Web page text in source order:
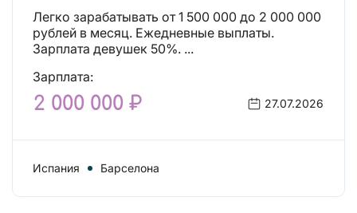
Легко зарабатывать от 1 500 000 до 2 000 000
рублей в месяц. Ежедневные выплаты.
Зарплата девушек 50%. ...
Зарплата:
2 000 000 ₽ 27.07.2026
Испания Барселона